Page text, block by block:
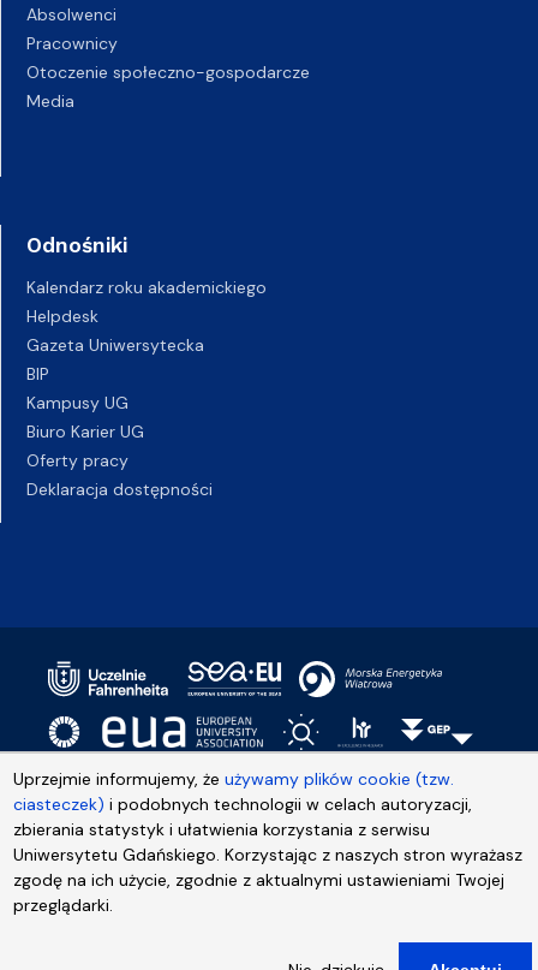
Uprzejmie informujemy, żeużywamy plików cookie (tzw.
ciasteczek) i podobnych technologii w celach autoryzacji,
zbierania statystyk i ułatwienia korzystania z serwisu
Uniwersytetu Gdańskiego. Korzystając z naszych stron wyrażasz
zgodę na ich użycie, zgodnie z aktualnymi ustawieniami Twojej
przeglądarki.
Absolwenci
Pracownicy
Otoczenie społeczno-gospodarcze
Media
Odnośniki
Kalendarz roku akademickiego
Helpdesk
Gazeta Uniwersytecka
BIP
Kampusy UG
Biuro Karier UG
Oferty pracy
Deklaracja dostępności